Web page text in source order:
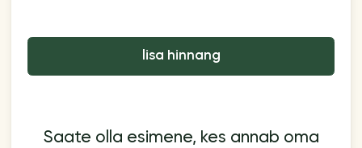
lisa hinnang
Saate olla esimene, kes annab oma